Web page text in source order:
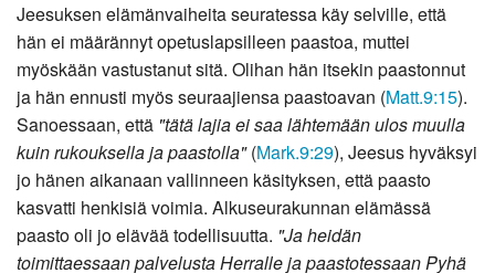
Jeesuksen elämänvaiheita seuratessa käy selville, että
hän ei määrännyt opetuslapsilleen paastoa, muttei
myöskään vastustanut sitä. Olihan hän itsekin paastonnut
ja hän ennusti myös seuraajiensa paastoavan (Matt.9:15).
Sanoessaan, että "tätä lajia ei saa lähtemään ulos muulla
kuin rukouksella ja paastolla"(Mark.9:29), Jeesus hyväksyi
jo hänen aikanaan vallinneen käsityksen, että paasto
kasvatti henkisiä voimia. Alkuseurakunnan elämässä
paasto oli jo elävää todellisuutta. "Ja heidän
toimittaessaan palvelusta Herralle ja paastotessaan Pyhä